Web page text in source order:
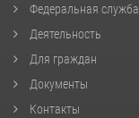
Федеральная служба
Деятельность
Для граждан
Документы
Контакты